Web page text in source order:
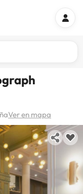
Ver en mapa